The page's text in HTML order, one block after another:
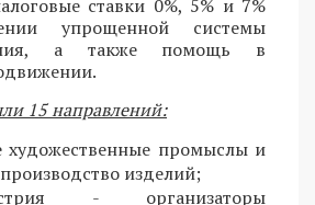
ставки 0%, 5% и 7%
упрощенной системы
а также помощь в
15 направлений:
художественные промыслы и
изделий;
- организаторы